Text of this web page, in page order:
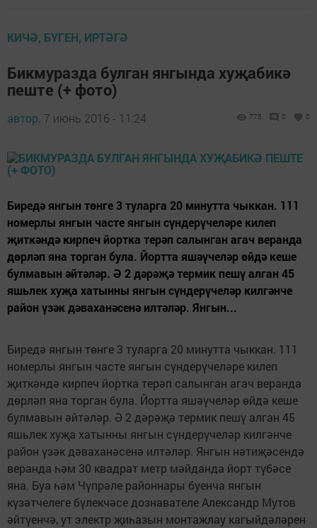
КИЧӘ, БҮГЕН, ИРТӘГӘ
Бикмуразда булган янгында хуҗабикә
пеште (+ фото)
автор, 7 июнь 2016 - 11:24 775 0 0
Биредә янгын төнге 3 туларга 20 минутта чыккан. 111
номерлы янгын часте янгын сүндерүчеләре килеп
җиткәндә кирпеч йортка терәп салынган агач веранда
дөрләп яна торган була. Йортта яшәүчеләр өйдә кеше
булмавын әйтәләр. Ә 2 дәрәҗә термик пешү алган 45
яшьлек хуҗа хатынны янгын сүндерүчеләр килгәнче
район үзәк дәваханәсенә илтәләр. Янгын...
Биредә янгын төнге 3 туларга 20 минутта чыккан. 111
номерлы янгын часте янгын сүндерүчеләре килеп
җиткәндә кирпеч йортка терәп салынган агач веранда
дөрләп яна торган була. Йортта яшәүчеләр өйдә кеше
булмавын әйтәләр. Ә 2 дәрәҗә термик пешү алган 45
яшьлек хуҗа хатынны янгын сүндерүчеләр килгәнче
район үзәк дәваханәсенә илтәләр. Янгын нәтиҗәсендә
веранда һәм 30 квадрат метр мәйданда йорт түбәсе
яна. Буа һәм Чүпрәле районнары буенча янгын
күзәтчелеге бүлекчәсе дознавателе Александр Мутов
әйтүенчә, ут электр җиһазын монтажлау кагыйдәләрен